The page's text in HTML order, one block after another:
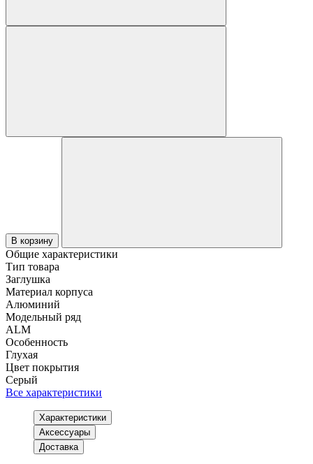
В корзину
Общие характеристики
Тип товара
Заглушка
Материал корпуса
Алюминий
Модельный ряд
ALM
Особенность
Глухая
Цвет покрытия
Серый
Все характеристики
Характеристики
Аксессуары
Доставка